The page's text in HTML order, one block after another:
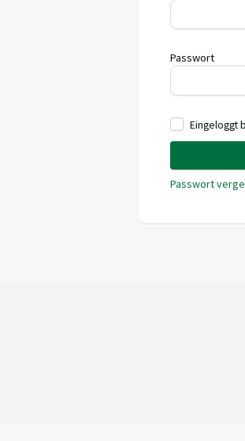
Passwort
Eingeloggt
Passwort